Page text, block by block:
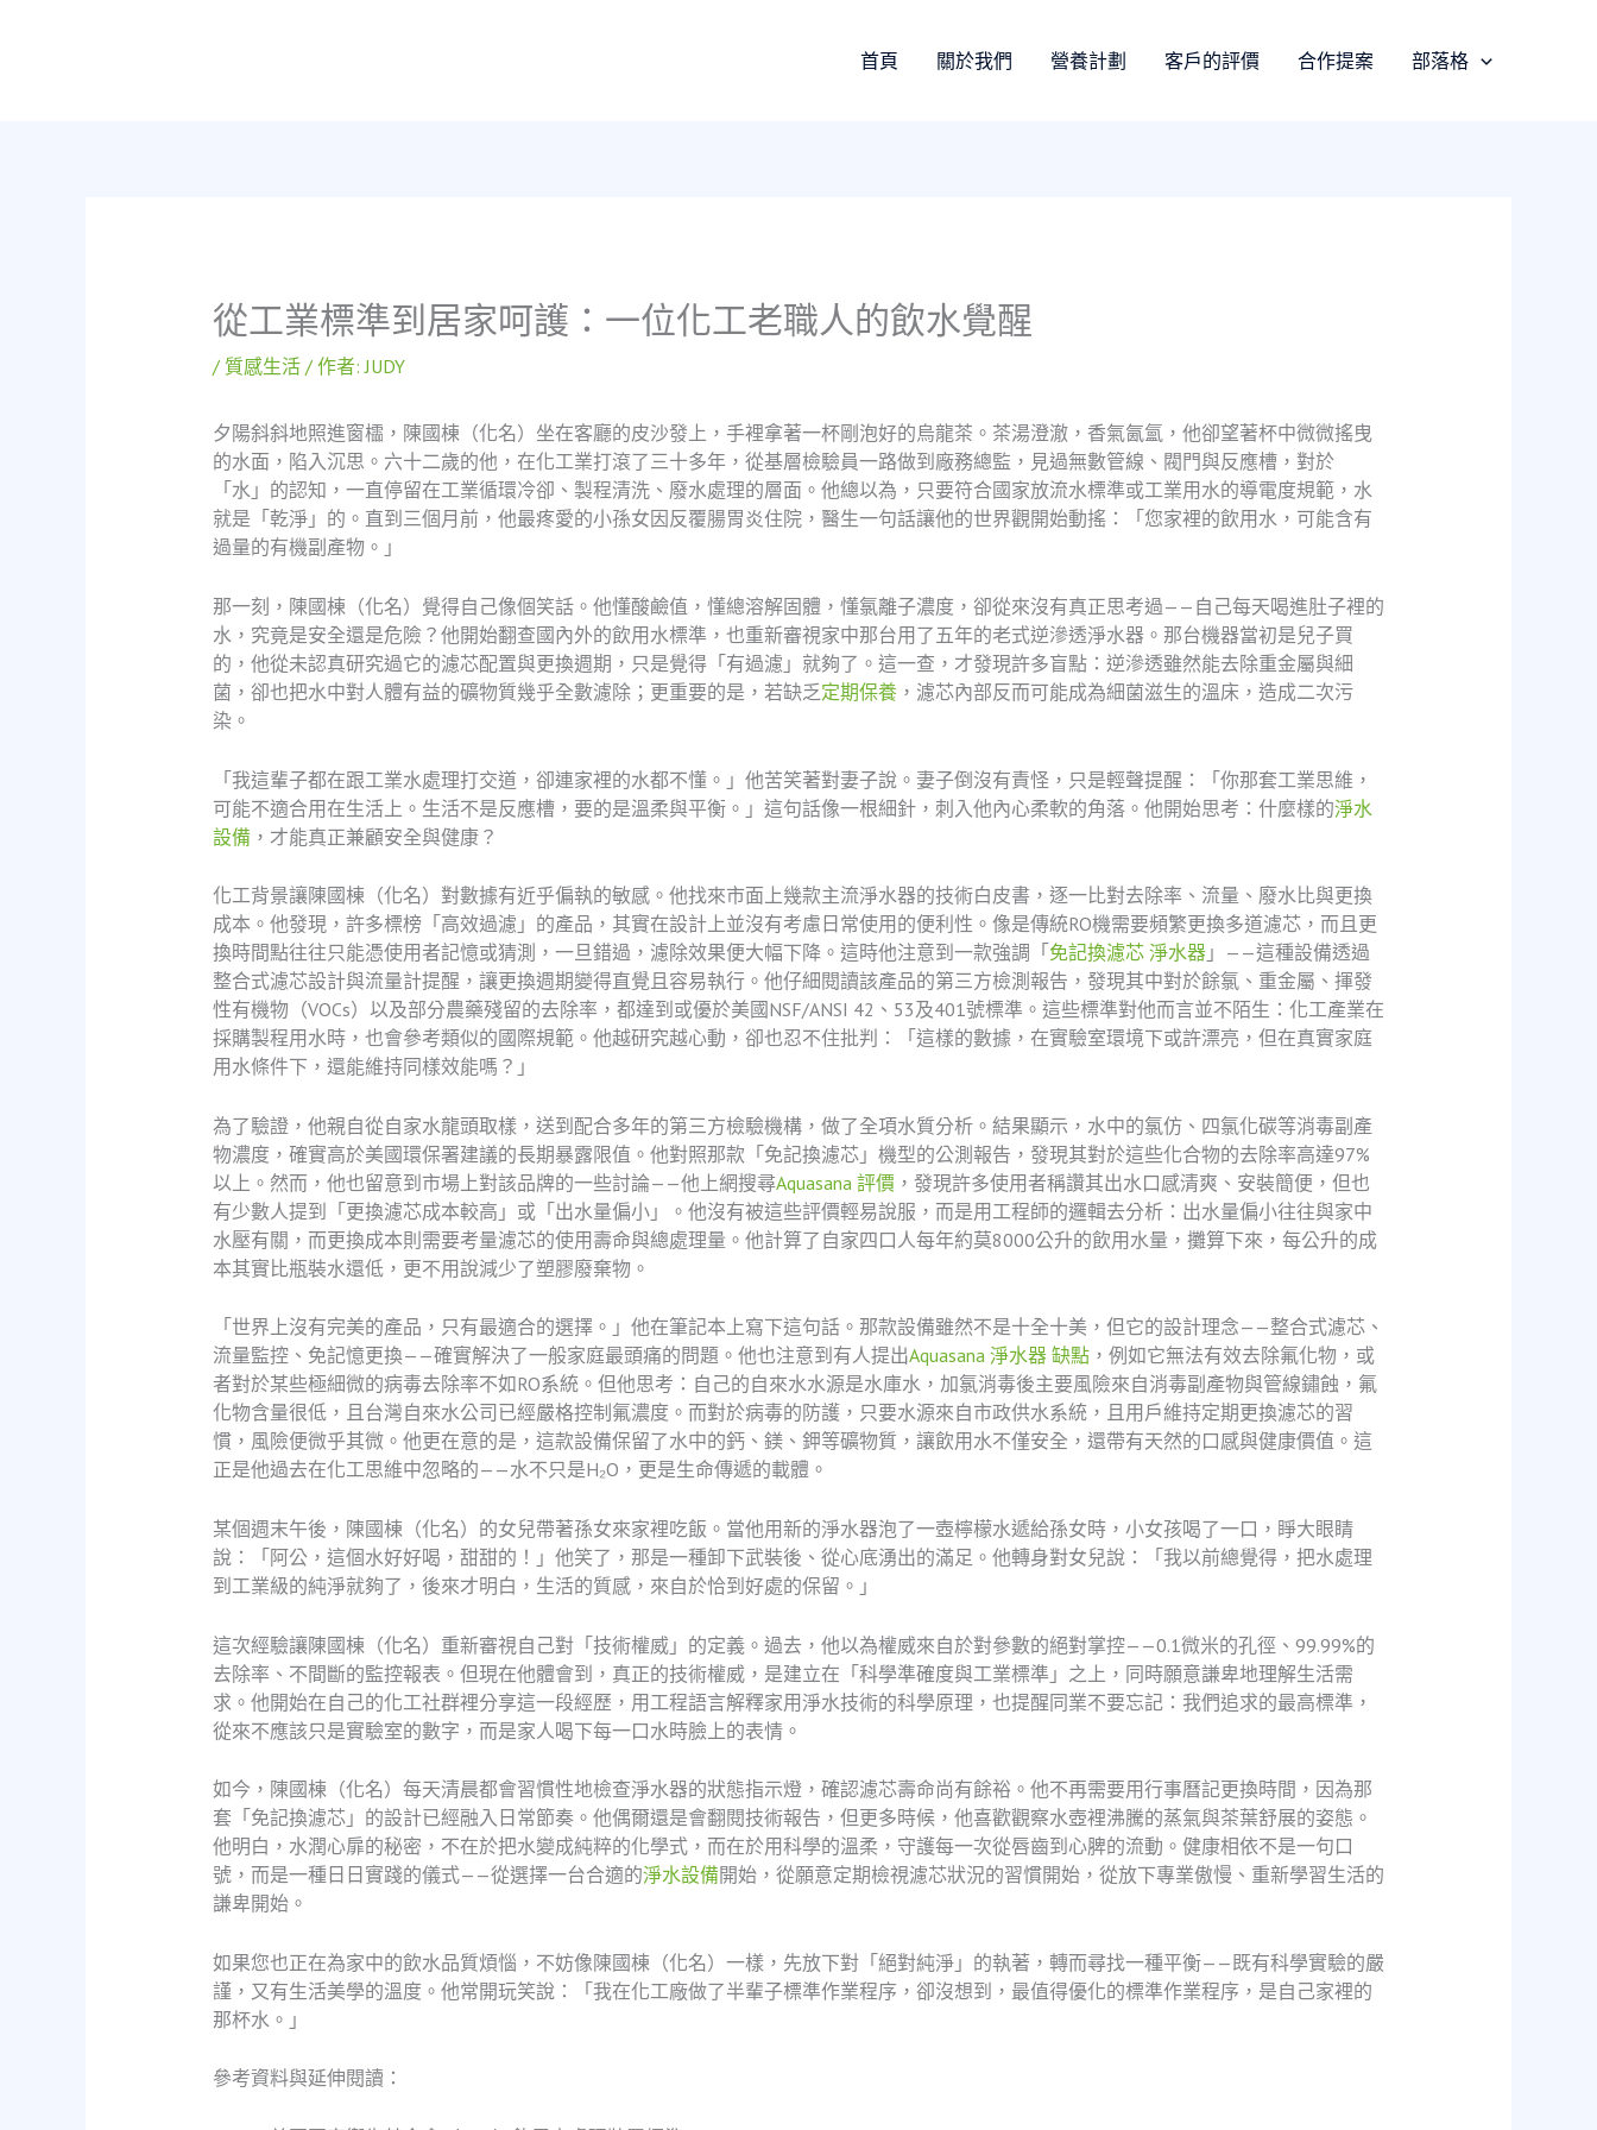
首頁 關於我們 營養計劃 客戶的評價 合作提案 部落格
從工業標準到居家呵護：一位化工老職人的飲水覺醒
/ 質感生活/ 作者:JUDY
夕陽斜斜地照進窗櫺，陳國棟（化名）坐在客廳的皮沙發上，手裡拿著一杯剛泡好的烏龍茶。茶湯澄澈，香氣氤氳，他卻望著杯中微微搖曳
的水面，陷入沉思。六十二歲的他，在化工業打滾了三十多年，從基層檢驗員一路做到廠務總監，見過無數管線、閥門與反應槽，對於
「水」的認知，一直停留在工業循環冷卻、製程清洗、廢水處理的層面。他總以為，只要符合國家放流水標準或工業用水的導電度規範，水
就是「乾淨」的。直到三個月前，他最疼愛的小孫女因反覆腸胃炎住院，醫生一句話讓他的世界觀開始動搖：「您家裡的飲用水，可能含有
過量的有機副產物。」
那一刻，陳國棟（化名）覺得自己像個笑話。他懂酸鹼值，懂總溶解固體，懂氯離子濃度，卻從來沒有真正思考過——自己每天喝進肚子裡的
水，究竟是安全還是危險？他開始翻查國內外的飲用水標準，也重新審視家中那台用了五年的老式逆滲透淨水器。那台機器當初是兒子買
的，他從未認真研究過它的濾芯配置與更換週期，只是覺得「有過濾」就夠了。這一查，才發現許多盲點：逆滲透雖然能去除重金屬與細
菌，卻也把水中對人體有益的礦物質幾乎全數濾除；更重要的是，若缺乏定期保養，濾芯內部反而可能成為細菌滋生的溫床，造成二次污
染。
「我這輩子都在跟工業水處理打交道，卻連家裡的水都不懂。」他苦笑著對妻子說。妻子倒沒有責怪，只是輕聲提醒：「你那套工業思維，
可能不適合用在生活上。生活不是反應槽，要的是溫柔與平衡。」這句話像一根細針，刺入他內心柔軟的角落。他開始思考：什麼樣的淨水
設備 ，才能真正兼顧安全與健康？
化工背景讓陳國棟（化名）對數據有近乎偏執的敏感。他找來市面上幾款主流淨水器的技術白皮書，逐一比對去除率、流量、廢水比與更換
成本。他發現，許多標榜「高效過濾」的產品，其實在設計上並沒有考慮日常使用的便利性。像是傳統RO機需要頻繁更換多道濾芯，而且更
換時間點往往只能憑使用者記憶或猜測，一旦錯過，濾除效果便大幅下降。這時他注意到一款強調「 免記換濾芯 淨水器」——這種設備透過
整合式濾芯設計與流量計提醒，讓更換週期變得直覺且容易執行。他仔細閱讀該產品的第三方檢測報告，發現其中對於餘氯、重金屬、揮發
性有機物（VOCs）以及部分農藥殘留的去除率，都達到或優於美國NSF/ANSI 42、53及401號標準。這些標準對他而言並不陌生：化工產業在
採購製程用水時，也會參考類似的國際規範。他越研究越心動，卻也忍不住批判：「這樣的數據，在實驗室環境下或許漂亮，但在真實家庭
用水條件下，還能維持同樣效能嗎？」
為了驗證，他親自從自家水龍頭取樣，送到配合多年的第三方檢驗機構，做了全項水質分析。結果顯示，水中的氯仿、四氯化碳等消毒副產
物濃度，確實高於美國環保署建議的長期暴露限值。他對照那款「免記換濾芯」機型的公測報告，發現其對於這些化合物的去除率高達97%
以上。然而，他也留意到市場上對該品牌的一些討論——他上網搜尋Aquasana 評價，發現許多使用者稱讚其出水口感清爽、安裝簡便，但也
有少數人提到「更換濾芯成本較高」或「出水量偏小」。他沒有被這些評價輕易說服，而是用工程師的邏輯去分析：出水量偏小往往與家中
水壓有關，而更換成本則需要考量濾芯的使用壽命與總處理量。他計算了自家四口人每年約莫8000公升的飲用水量，攤算下來，每公升的成
本其實比瓶裝水還低，更不用說減少了塑膠廢棄物。
「世界上沒有完美的產品，只有最適合的選擇。」他在筆記本上寫下這句話。那款設備雖然不是十全十美，但它的設計理念——整合式濾芯、
流量監控、免記憶更換——確實解決了一般家庭最頭痛的問題。他也注意到有人提出Aquasana 淨水器 缺點，例如它無法有效去除氟化物，或
者對於某些極細微的病毒去除率不如RO系統。但他思考：自己的自來水水源是水庫水，加氯消毒後主要風險來自消毒副產物與管線鏽蝕，氟
化物含量很低，且台灣自來水公司已經嚴格控制氟濃度。而對於病毒的防護，只要水源來自市政供水系統，且用戶維持定期更換濾芯的習
慣，風險便微乎其微。他更在意的是，這款設備保留了水中的鈣、鎂、鉀等礦物質，讓飲用水不僅安全，還帶有天然的口感與健康價值。這
正是他過去在化工思維中忽略的——水不只是H₂O，更是生命傳遞的載體。
某個週末午後，陳國棟（化名）的女兒帶著孫女來家裡吃飯。當他用新的淨水器泡了一壺檸檬水遞給孫女時，小女孩喝了一口，睜大眼睛
說：「阿公，這個水好好喝，甜甜的！」他笑了，那是一種卸下武裝後、從心底湧出的滿足。他轉身對女兒說：「我以前總覺得，把水處理
到工業級的純淨就夠了，後來才明白，生活的質感，來自於恰到好處的保留。」
這次經驗讓陳國棟（化名）重新審視自己對「技術權威」的定義。過去，他以為權威來自於對參數的絕對掌控——0.1微米的孔徑、99.99%的
去除率、不間斷的監控報表。但現在他體會到，真正的技術權威，是建立在「科學準確度與工業標準」之上，同時願意謙卑地理解生活需
求。他開始在自己的化工社群裡分享這一段經歷，用工程語言解釋家用淨水技術的科學原理，也提醒同業不要忘記：我們追求的最高標準，
從來不應該只是實驗室的數字，而是家人喝下每一口水時臉上的表情。
如今，陳國棟（化名）每天清晨都會習慣性地檢查淨水器的狀態指示燈，確認濾芯壽命尚有餘裕。他不再需要用行事曆記更換時間，因為那
套「免記換濾芯」的設計已經融入日常節奏。他偶爾還是會翻閱技術報告，但更多時候，他喜歡觀察水壺裡沸騰的蒸氣與茶葉舒展的姿態。
他明白，水潤心扉的秘密，不在於把水變成純粹的化學式，而在於用科學的溫柔，守護每一次從唇齒到心脾的流動。健康相依不是一句口
號，而是一種日日實踐的儀式——從選擇一台合適的淨水設備開始，從願意定期檢視濾芯狀況的習慣開始，從放下專業傲慢、重新學習生活的
謙卑開始。
如果您也正在為家中的飲水品質煩惱，不妨像陳國棟（化名）一樣，先放下對「絕對純淨」的執著，轉而尋找一種平衡——既有科學實驗的嚴
謹，又有生活美學的溫度。他常開玩笑說：「我在化工廠做了半輩子標準作業程序，卻沒想到，最值得優化的標準作業程序，是自己家裡的
那杯水。」
參考資料與延伸閱讀：